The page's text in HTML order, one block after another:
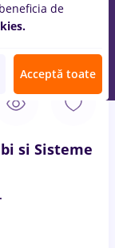
Cluj-
si Sisteme
de
Acceptă toate